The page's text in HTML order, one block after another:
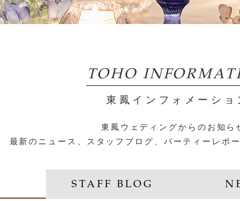
TOHO
東鳳インフォメーショ
東鳳ウェディングからのお知ら
最新のニュース、スタッフブログ、パーティーレポ
STAFF BLOG